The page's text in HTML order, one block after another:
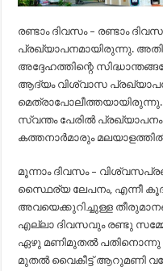
രണ്ടാം ദിവസം – രണ്ടാം
പ്രഖ്യാപനമായിരുന്നു.
അദ്ദേഹത്തിന്റെ
ആദ്യം വിശ്വാസ
മെത്രാപോലീത്തയായിരുന്നു.
സ്വന്തം പേരിൽ പ്രഖ്യാപനം
കത്തനാർമാരും
മൂന്നാം ദിവസം –
സ്ഥൈര്യ ലേപനം, എന്നീ
അവയെക്കുറിച്ചുള്ള
എല്ലാ ദിവസവും രണ്ടു
ഏഴു മണിമുതൽ പതിനൊന്നു
മുതൽ വൈകീട്ട് ആറുമണി